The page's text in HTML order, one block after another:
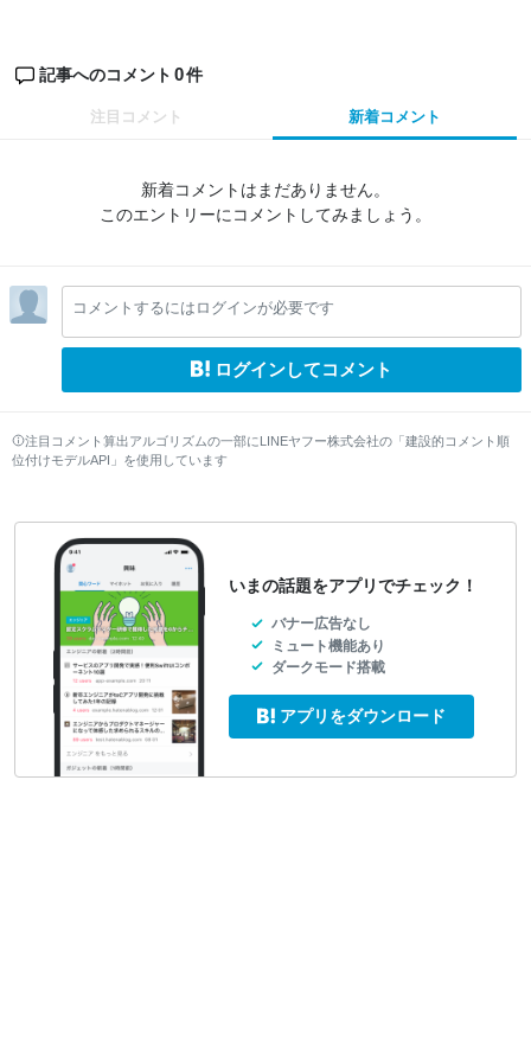
記事へのコメント 0件
注目コメント 新着コメント
新着コメントはまだありません。
このエントリーにコメントしてみましょう。
コメントするにはログインが必要です
ログインしてコメント
注目コメント算出アルゴリズムの一部にLINEヤフー株式会社の「建設的コメント順
位付けモデルAPI」を使用しています
いまの話題をアプリでチェック！
バナー広告なし
ミュート機能あり
ダークモード搭載
アプリをダウンロード